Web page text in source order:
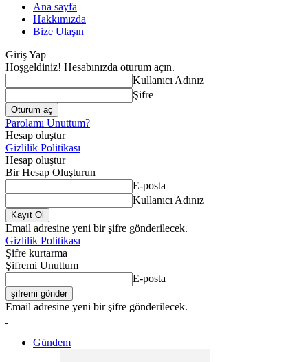
Ana sayfa
Hakkımızda
Bize Ulaşın
Giriş Yap
Hoşgeldiniz! Hesabınızda oturum açın.
Kullanıcı Adınız
Şifre
Parolamı Unuttum?
Hesap oluştur
Gizlilik Politikası
Hesap oluştur
Bir Hesap Oluşturun
E-posta
Kullanıcı Adınız
Email adresine yeni bir şifre gönderilecek.
Gizlilik Politikası
Şifre kurtarma
Şifremi Unuttum
E-posta
Email adresine yeni bir şifre gönderilecek.
Gündem